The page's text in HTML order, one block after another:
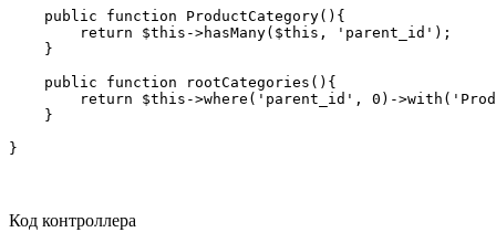
    public function ProductCategory(){
        return $this->hasMany($this, 'parent_id');
    }
    public function rootCategories(){
return $this->where('parent_id', 0)-
    }
}
Код контроллера